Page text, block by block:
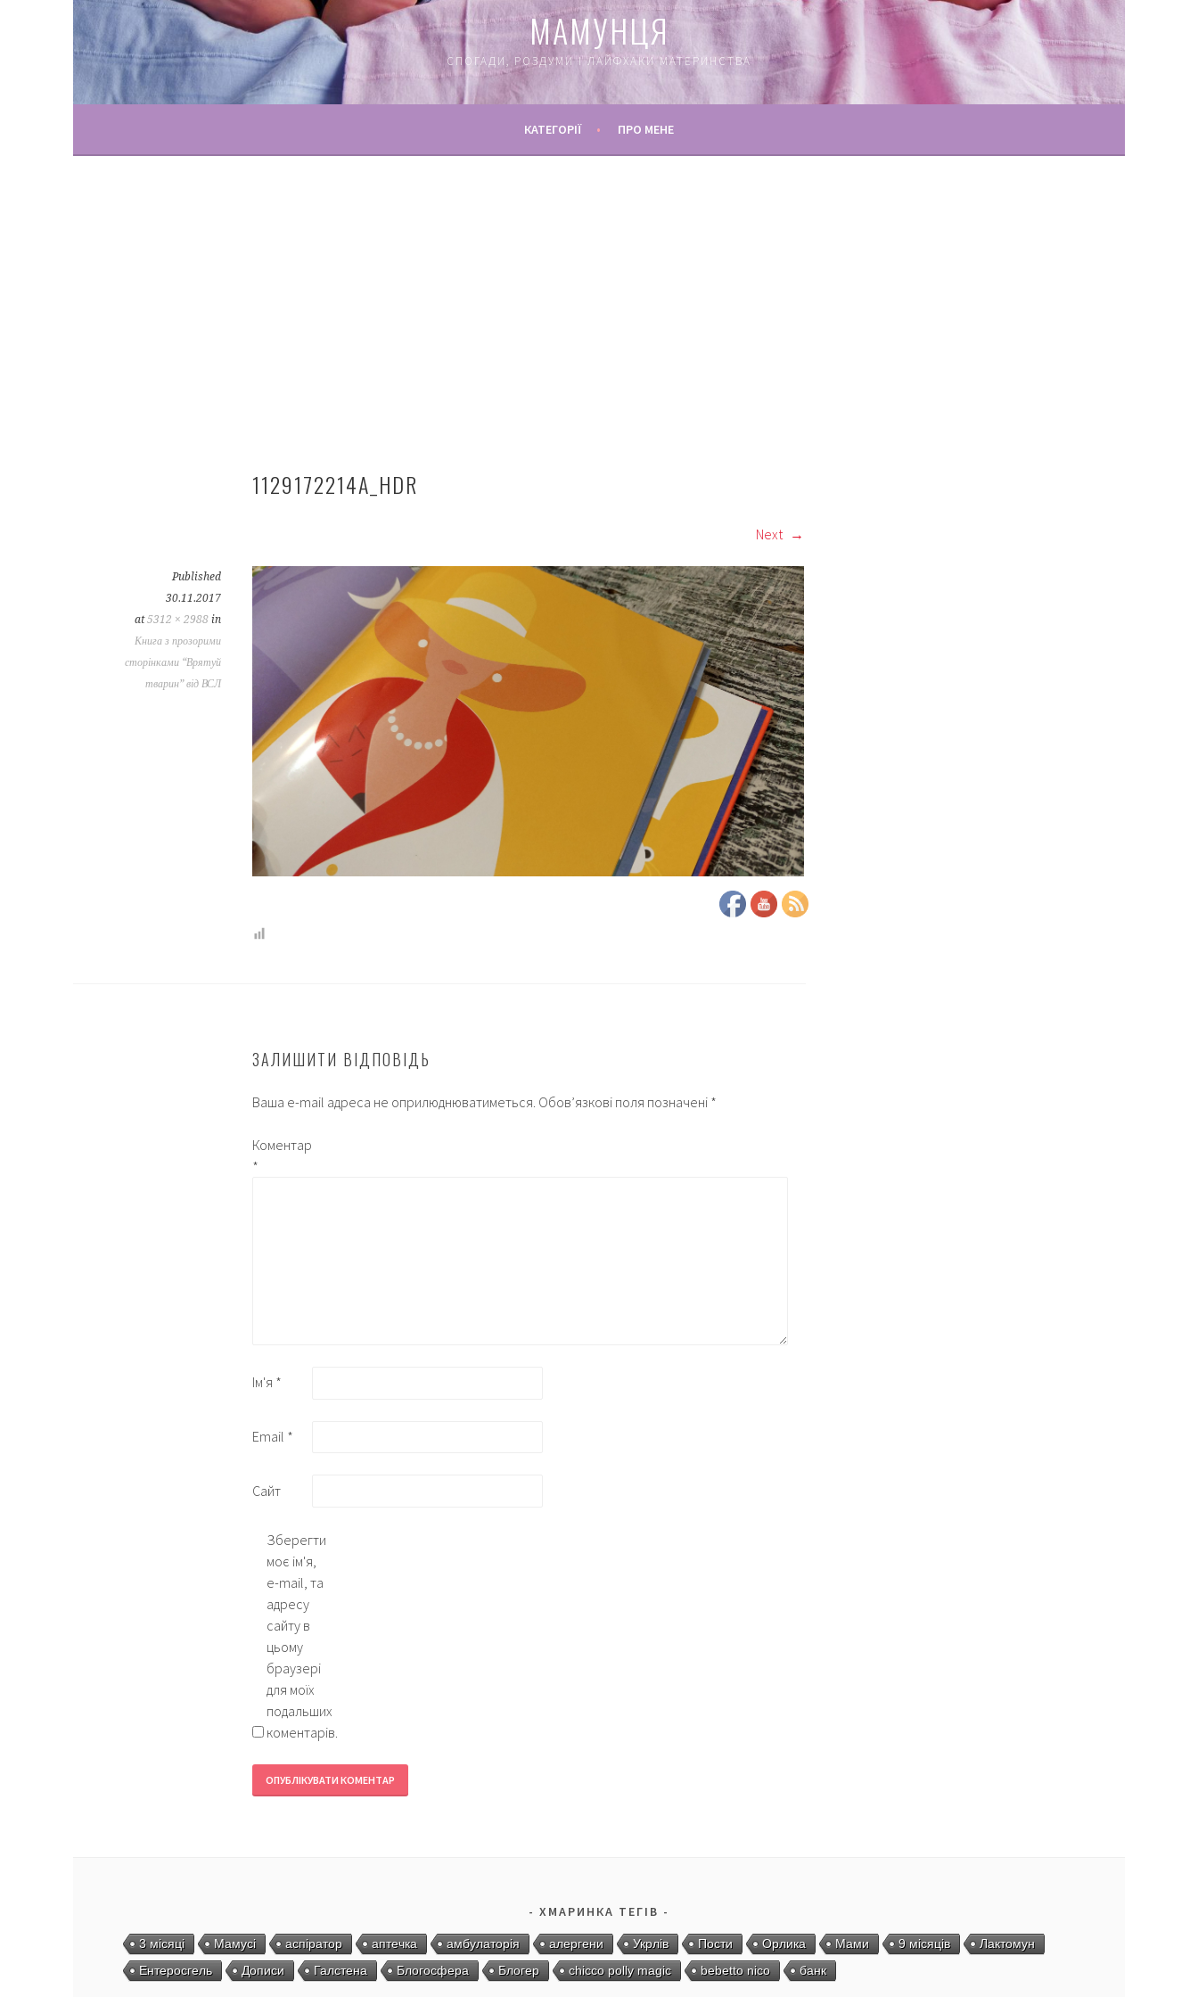
МАМУНЦЯ
СПОГАДИ, РОЗДУМИ І ЛАЙФХАКИ МАТЕРИНСТВА
КАТЕГОРІЇ ПРО МЕНЕ
1129172214A_HDR
Next
Published
30.11.2017
at5312 × 2988 in
Книга з прозорими
сторінками “Врятуй
тварин” від ВСЛ
ЗАЛИШИТИ ВІДПОВІДЬ
Ваша e-mail адреса не оприлюднюватиметься. Обов’язкові поля позначені *
Коментар
*
Ім'я *
Email *
Сайт
Зберегти
моє ім'я,
e-mail, та
адресу
сайту в
цьому
браузері
для моїх
подальших
коментарів.
ХМАРИНКА ТЕГІВ
3 місяці Мамусі аспіратор аптечка амбулаторія алергени Укрлів Пости Орлика Мами 9 місяців
Лактомун
Ентеросгель
Дописи Галстена Блогосфера Блогер chicco polly magic bebetto nico банк